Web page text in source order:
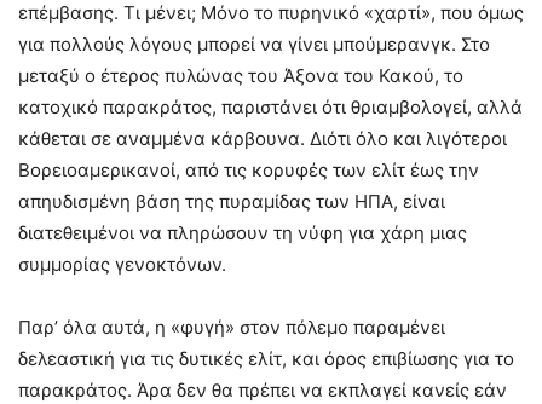
επέμβασης. Τι μένει; Μόνο το πυρηνικό «χαρτί», που όμως
για πολλούς λόγους μπορεί να γίνει μπούμερανγκ. Στο
μεταξύ ο έτερος πυλώνας του Άξονα του Κακού, το
κατοχικό παρακράτος, παριστάνει ότι θριαμβολογεί, αλλά
κάθεται σε αναμμένα κάρβουνα. Διότι όλο και λιγότεροι
Βορειοαμερικανοί, από τις κορυφές των ελίτ έως την
απηυδισμένη βάση της πυραμίδας των ΗΠΑ, είναι
διατεθειμένοι να πληρώσουν τη νύφη για χάρη μιας
συμμορίας γενοκτόνων.
Παρ’ όλα αυτά, η «φυγή» στον πόλεμο παραμένει
δελεαστική για τις δυτικές ελίτ, και όρος επιβίωσης για το
παρακράτος. Άρα δεν θα πρέπει να εκπλαγεί κανείς εάν